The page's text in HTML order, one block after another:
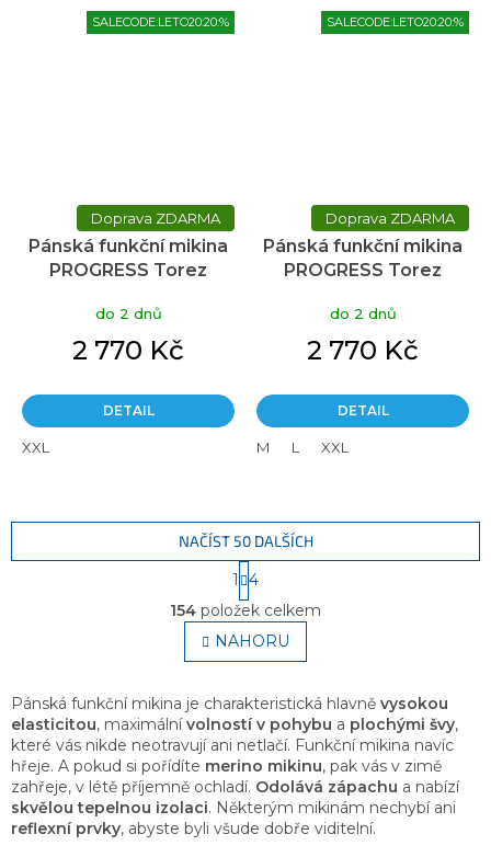
SALECODE:LETO20:20:%
ZDARMA
Pánská funkční mikina
PROGRESS Torez
do 2 dnů
2 770 Kč
DETAIL
XXL
SALECODE:LETO20:20:%
ZDARMA
Pánská funkční mikina
PROGRESS Torez
- zelená
do 2 dnů
2 770 Kč
DETAIL
M L XXL
O
v
l
á
a
c
í
p
r
v
k
NAČÍST 50 DALŠÍCH
S
t
r
á
n
k
v
á
n
í
1
4
154 položek celkem
NAHORU
Pánská funkční mikina je charakteristická hlavně vysokou
elasticitou, maximálnívolností v pohybu a plochými švy,
které vás nikde neotravují ani netlačí. Funkční mikina navíc
hřeje. A pokud si pořídíte merino mikinu, pak vás v zimě
zahřeje, v létě příjemně ochladí. Odolává zápachu a nabízí
skvělou tepelnou izolaci. Některým mikinám nechybí ani
reflexní prvky, abyste byli všude dobře viditelní.